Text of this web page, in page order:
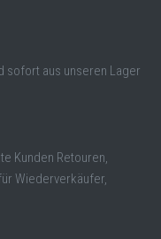
sofort aus unseren Lager
Kunden Retouren,
Wiederverkäufer,